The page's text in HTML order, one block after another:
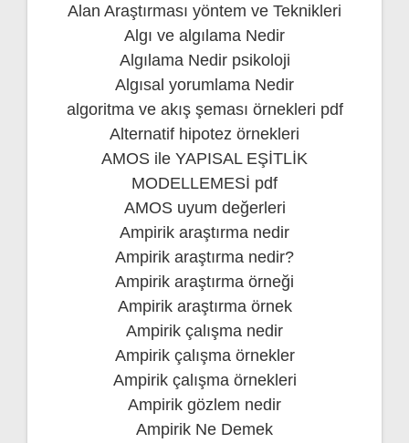
Alan Araştırması yöntem ve Teknikleri
Algı ve algılama Nedir
Algılama Nedir psikoloji
Algısal yorumlama Nedir
algoritma ve akış şeması örnekleri pdf
Alternatif hipotez örnekleri
AMOS ile YAPISAL EŞİTLİK
MODELLEMESİ pdf
AMOS uyum değerleri
Ampirik araştırma nedir
Ampirik araştırma nedir?
Ampirik araştırma örneği
Ampirik araştırma örnek
Ampirik çalışma nedir
Ampirik çalışma örnekler
Ampirik çalışma örnekleri
Ampirik gözlem nedir
Ampirik Ne Demek